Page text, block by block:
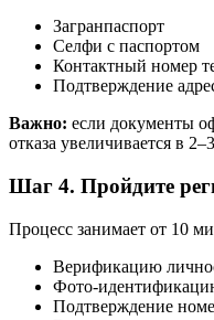
Загранпаспорт
Селфи с паспортом
Контактный номер
Подтверждение
Важно: если документы
отказа увеличивается в
Шаг 4. Пройдите
Процесс занимает от 10
Верификацию
Фото-
Подтверждение